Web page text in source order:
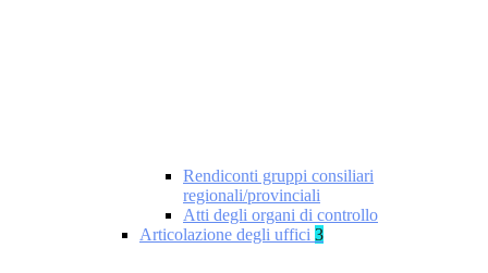
Rendiconti gruppi consiliari
regionali/provinciali
Atti degli organi di controllo
Articolazione degli uffici 3